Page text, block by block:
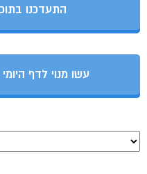
התעדכנו
עשו מנוי לדף